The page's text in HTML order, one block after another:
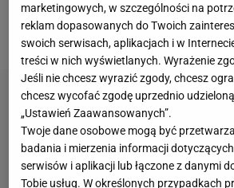
wyzwanie - rozstawiona z
Erjavec.
marketingowych, w szczególności na
reklam dopasowanych do Twoich
swoich serwisach, aplikacjach i w
treści w nich wyświetlanych. Wyrażenie
Jeśli nie chcesz wyrazić zgody, chcesz
chcesz wycofać zgodę uprzednio
„Ustawień Zaawansowanych”.
Twoje dane osobowe mogą być
badania i mierzenia informacji
serwisów i aplikacji lub łączone z danymi
Tobie usług. W określonych przypadkach